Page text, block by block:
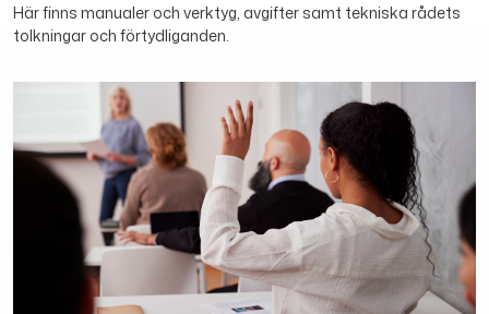
Här finns manualer och verktyg, avgifter samt tekniska rådets
tolkningar och förtydliganden.